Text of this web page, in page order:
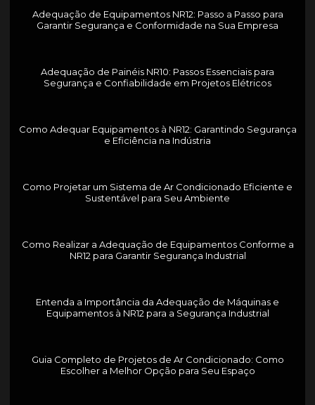
Adequação de Equipamentos NR12: Passo a Passo para
Garantir Segurança e Conformidade na Sua Empresa
Adequação de Painéis NR10: Passos Essenciais para
Segurança e Confiabilidade em Projetos Elétricos
Como Adequar Equipamentos à NR12: Garantindo Segurança
e Eficiência na Indústria
Como Projetar um Sistema de Ar Condicionado Eficiente e
Sustentável para Seu Ambiente
Como Realizar a Adequação de Equipamentos Conforme a
NR12 para Garantir Segurança Industrial
Entenda a Importância da Adequação de Máquinas e
Equipamentos à NR12 para a Segurança Industrial
Guia Completo de Projetos de Ar Condicionado: Como
Escolher a Melhor Opção para Seu Espaço